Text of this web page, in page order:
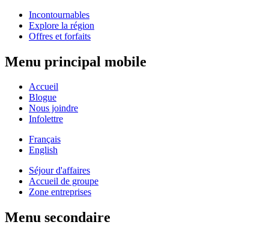
Incontournables
Explore la région
Offres et forfaits
Menu principal mobile
Accueil
Blogue
Nous joindre
Infolettre
Français
English
Séjour d'affaires
Accueil de groupe
Zone entreprises
Menu secondaire